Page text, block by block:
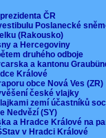
ČR
Poslanecké
(Rakousko)
a Hercegoviny
druhého odboje
a kantonu
Králové
obce Nová Ves
české vlajky
zemí účastníků
Nedvězí (SY)
a Hradce Králové na
v Hradci Králové